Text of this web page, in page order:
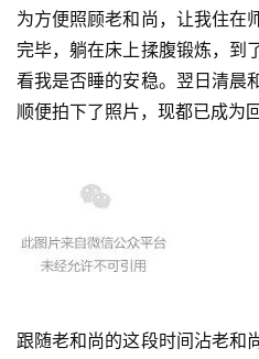
为方便照顾老和尚，让我住在
完毕，躺在床上揉腹锻炼，到
看我是否睡的安稳。翌日清晨
顺便拍下了照片，现都已成为回
跟随老和尚的这段时间沾老和